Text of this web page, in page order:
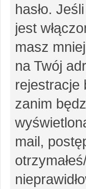
hasło.
jest
masz
na Twój
rejestracje
zanim
mail,